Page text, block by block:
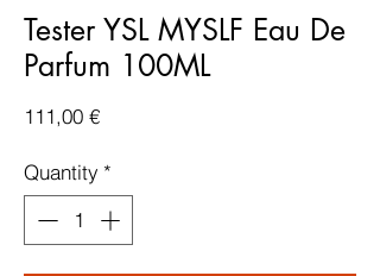
Tester YSL MYSLF Eau De
Parfum 100ML
111,00 €Price
Quantity *